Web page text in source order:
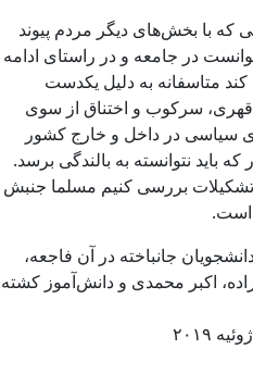
که با بخش‌های دیگر مردم پیوند
در جامعه و در راستای ادامه
متاسفانه به دلیل یکدست‌
سرکوب و اختناق از سوی
سیاسی در داخل و خارج کشور
نتوانسته به بالندگی برسد.
تشکیلات بررسی کنیم مسلما جنبش
است.
جانباخته در آن فاجعه،
اکبر محمدی و دانش‌آموز کشته